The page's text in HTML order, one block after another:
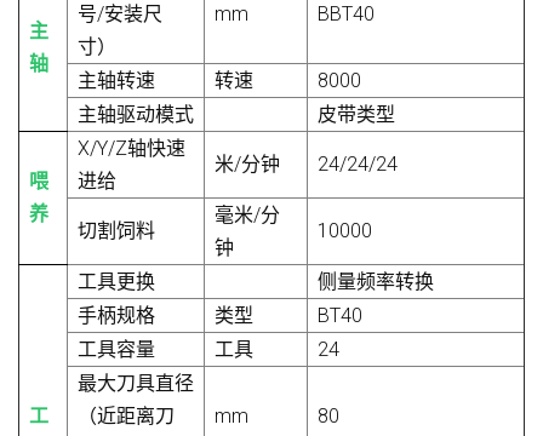
主
轴
号/安装尺
寸）
mm BBT40
主轴转速 转速
8000
主轴驱动模式
皮带类型
喂
养
X/Y/Z轴快速
进给
米/分钟 24/24/24
切割饲料
毫米/分
钟
10000
工
工具更换
侧量频率转换
手柄规格
类型
BT40
工具容量
工具
24
最大刀具直径
（近距离刀
mm 80